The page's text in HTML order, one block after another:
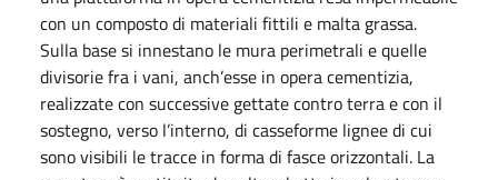
con un composto di materiali fittili e malta grassa.
Sulla base si innestano le mura perimetrali e quelle
divisorie fra i vani, anch’esse in opera cementizia,
realizzate con successive gettate contro terra e con il
sostegno, verso l’interno, di casseforme lignee di cui
sono visibili le tracce in forma di fasce orizzontali. La